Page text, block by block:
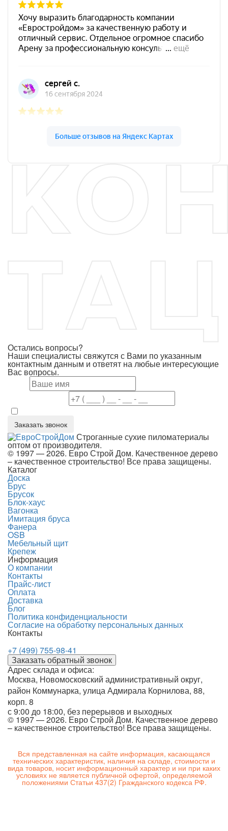
Остались вопросы?
Наши специалисты свяжутся с Вами по указанным
контактным данным и ответят на любые интересующие
Вас вопросы.
Заказать звонок
Строганные сухие пиломатериалы
оптом от производителя.
© 1997 — 2026. Евро Строй Дом. Качественное дерево
– качественное строительство! Все права защищены.
Каталог
Доска
Брус
Брусок
Блок-хаус
Вагонка
Имитация бруса
Фанера
OSB
Мебельный щит
Крепеж
Информация
О компании
Контакты
Прайс-лист
Оплата
Доставка
Блог
Политика конфиденциальности
Согласие на обработку персональных данных
Контакты
+7 (499) 755-98-41
Заказать обратный звонок
Адрес склада и офиса:
Москва, Новомосковский административный округ,
район Коммунарка, улица Адмирала Корнилова, 88,
корп. 8
с 9:00 до 18:00, без перерывов и выходных
© 1997 — 2026. Евро Строй Дом. Качественное дерево
– качественное строительство! Все права защищены.
Вся представленная на сайте информация, касающаяся
технических характеристик, наличия на складе, стоимости и
вида товаров, носит информационный характер и ни при каких
условиях не является публичной офертой, определяемой
положениями Статьи 437(2) Гражданского кодекса РФ.